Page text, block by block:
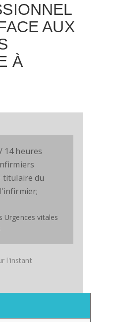
AUX
À
14 heures
titulaire du
Urgences vitales
l'instant